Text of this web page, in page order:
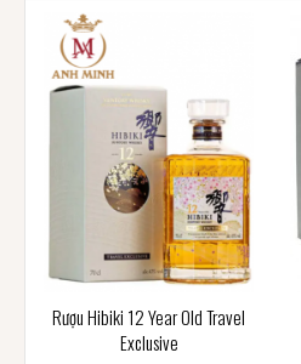
Rượu Hibiki 12 Year Old Travel
Exclusive